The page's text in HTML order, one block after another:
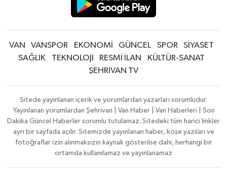
VAN VANSPOR EKONOMİ GÜNCEL SPOR
SİYASET
SAĞLIK
TEKNOLOJİ RESMİ İLAN
KÜLTÜR-SANAT
ŞEHRİVAN TV
Sitede yayınlanan içerik ve yorumlardan yazarları sorumludur.
Yayınlanan yorumlardan Şehrivan | Van Haber | Van Haberleri | Son
Dakika Güncel Haberler sorumlu tutulamaz. Sitedeki tüm harici linkler
ayrı bir sayfada açılır. Sitemizde yayınlanan haber, köşe yazıları ve
fotoğraflar izin alınmaksızın kaynak gösterilse dahi, herhangi bir
ortamda kullanılamaz ve yayınlanamaz